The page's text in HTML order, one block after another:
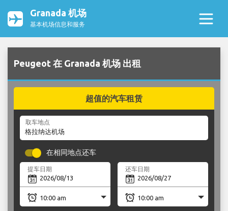
Granada 机场
基本机场信息和服务
Peugeot 在 Granada 机场 出租
超值的汽车租赁
取车地点
在相同地点还车
提车日期 还车日期